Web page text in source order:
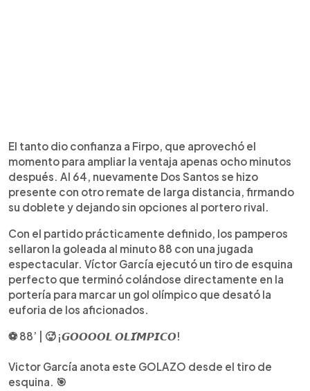
El tanto dio confianza a Firpo, que aprovechó el
momento para ampliar la ventaja apenas ocho minutos
después. Al 64, nuevamente Dos Santos se hizo
presente con otro remate de larga distancia, firmando
su doblete y dejando sin opciones al portero rival.
Con el partido prácticamente definido, los pamperos
sellaron la goleada al minuto 88 con una jugada
espectacular. Víctor García ejecutó un tiro de esquina
perfecto que terminó colándose directamente en la
portería para marcar un gol olímpico que desató la
euforia de los aficionados.
⚽ 88’ | 🥵 ¡𝙂𝙊𝙊𝙊𝙊𝙇 𝙊𝙇𝙄́𝙈𝙋𝙄𝘾𝙊!
Victor García anota este GOLAZO desde el tiro de
esquina. 🎯